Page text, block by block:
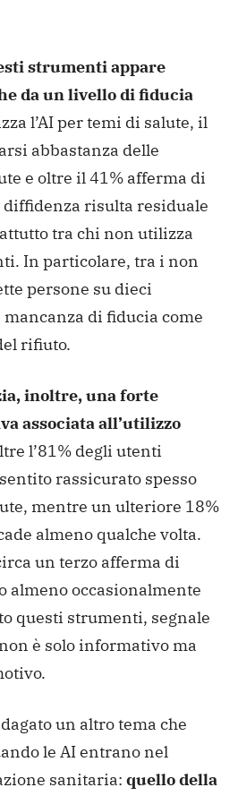
strumenti appare
da un livello di fiducia
l’AI per temi di salute, il
abbastanza delle
e oltre il 41% afferma di
diffidenza risulta residuale
tra chi non utilizza
In particolare, tra i non
persone su dieci
di fiducia come
rifiuto.
inoltre, una forte
associata all’utilizzo
l’81% degli utenti
rassicurato spesso
mentre un ulteriore 18%
almeno qualche volta.
un terzo afferma di
almeno occasionalmente
questi strumenti, segnale
è solo informativo ma
un altro tema che
le AI entrano nel
sanitaria: quello della